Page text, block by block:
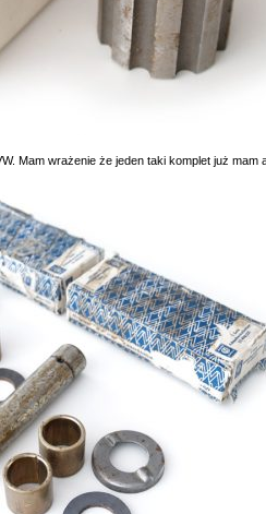
Mam wrażenie że jeden taki komplet już mam